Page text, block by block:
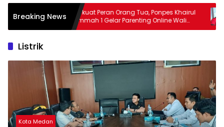
Breaking News
Peran Orang Tua, Ponpes Khairul
1 Gelar Parenting Online Wali
Keluarga Bantah WLG
Barus Desak Polisi
Kejanggalan
Listrik
Kota Medan